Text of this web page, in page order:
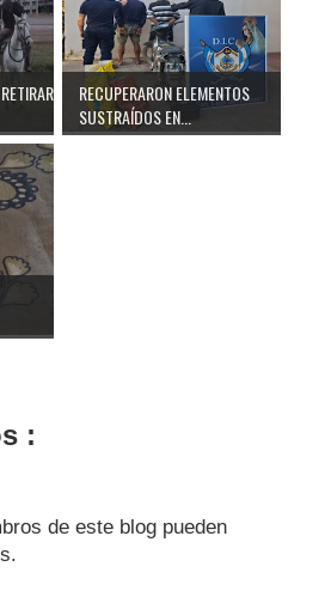
RECUPERARON ELEMENTOS
SUSTRAÍDOS EN...
:
de este blog pueden